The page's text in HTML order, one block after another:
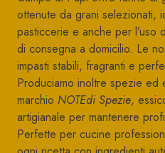
ottenute da grani selezionati,
pasticcerie e anche per l’uso
di consegna a domicilio. Le
impasti stabili, fragranti e
Produciamo inoltre spezie ed
marchio NOTEdi Spezie,
artigianale per mantenere
Perfette per cucine